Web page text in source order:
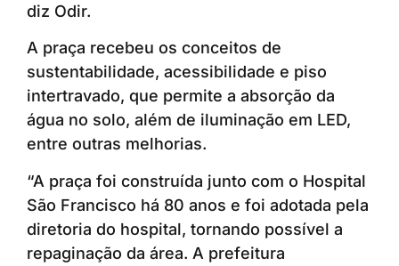
diz Odir.
A praça recebeu os conceitos de
sustentabilidade, acessibilidade e piso
intertravado, que permite a absorção da
água no solo, além de iluminação em LED,
entre outras melhorias.
“A praça foi construída junto com o Hospital
São Francisco há 80 anos e foi adotada pela
diretoria do hospital, tornando possível a
repaginação da área. A prefeitura